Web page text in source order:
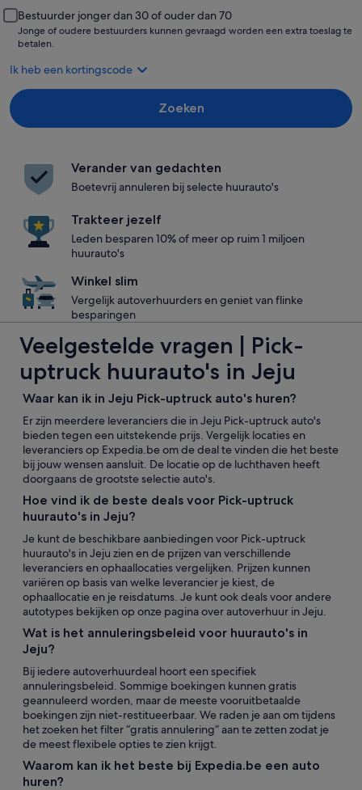
Bestuurder jonger dan 30 of ouder dan 70
Jonge of oudere bestuurders kunnen gevraagd worden een extra toeslag te
betalen.
Ik heb een kortingscode
Zoeken
Verander van gedachten
Boetevrij annuleren bij selecte huurauto's
Trakteer jezelf
Leden besparen 10% of meer op ruim 1 miljoen
huurauto's
Winkel slim
Vergelijk autoverhuurders en geniet van flinke
besparingen
Veelgestelde vragen | Pick-
uptruck huurauto's in Jeju
Waar kan ik in Jeju Pick-uptruck auto's huren?
Er zijn meerdere leveranciers die in Jeju Pick-uptruck auto's
bieden tegen een uitstekende prijs. Vergelijk locaties en
leveranciers op Expedia.be om de deal te vinden die het beste
bij jouw wensen aansluit. De locatie op de luchthaven heeft
doorgaans de grootste selectie auto's.
Hoe vind ik de beste deals voor Pick-uptruck
huurauto's in Jeju?
Je kunt de beschikbare aanbiedingen voor Pick-uptruck
huurauto's in Jeju zien en de prijzen van verschillende
leveranciers en ophaallocaties vergelijken. Prijzen kunnen
variëren op basis van welke leverancier je kiest, de
ophaallocatie en je reisdatums. Je kunt ook deals voor andere
autotypes bekijken op onze pagina over autoverhuur in Jeju.
Wat is het annuleringsbeleid voor huurauto's in
Jeju?
Bij iedere autoverhuurdeal hoort een specifiek
annuleringsbeleid. Sommige boekingen kunnen gratis
geannuleerd worden, maar de meeste vooruitbetaalde
boekingen zijn niet-restitueerbaar. We raden je aan om tijdens
het zoeken het filter “gratis annulering” aan te zetten zodat je
de meest flexibele opties te zien krijgt.
Waarom kan ik het beste bij Expedia.be een auto
huren?